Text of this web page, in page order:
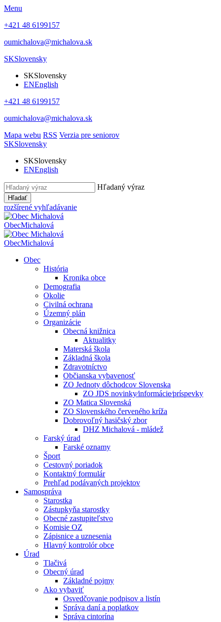
Menu
+421 48 6199157
oumichalova@michalova.sk
SKSlovensky
SKSlovensky
ENEnglish
+421 48 6199157
oumichalova@michalova.sk
Mapa webu RSS Verzia pre seniorov
SKSlovensky
SKSlovensky
ENEnglish
Hľadaný výraz
Hľadať
rozšírené vyhľadávanie
ObecMichalová
ObecMichalová
Obec
História
Kronika obce
Demografia
Okolie
Civilná ochrana
Územný plán
Organizácie
Obecná knižnica
Aktualitky
Materská škola
Základná škola
Zdravotníctvo
Občianska vybavenosť
ZO Jednoty dôchodcov Slovenska
ZO JDS novinky⁄informácie⁄príspevky
ZO Matica Slovenská
ZO Slovenského červeného kríža
Dobrovoľný hasičský zbor
DHZ Michalová - mládež
Farský úrad
Farské oznamy
Šport
Cestovný poriadok
Kontaktný formulár
Prehľad podávaných projektov
Samospráva
Starostka
Zástupkyňa starostky
Obecné zastupiteľstvo
Komisie OZ
Zápisnice a uznesenia
Hlavný kontrolór obce
Úrad
Tlačivá
Obecný úrad
Základné pojmy
Ako vybaviť
Osvedčovanie podpisov a listín
Správa daní a poplatkov
Správa cintorína